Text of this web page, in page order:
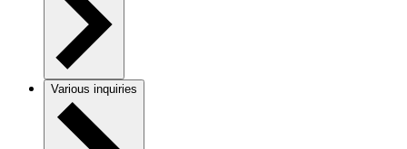
Various inquiries